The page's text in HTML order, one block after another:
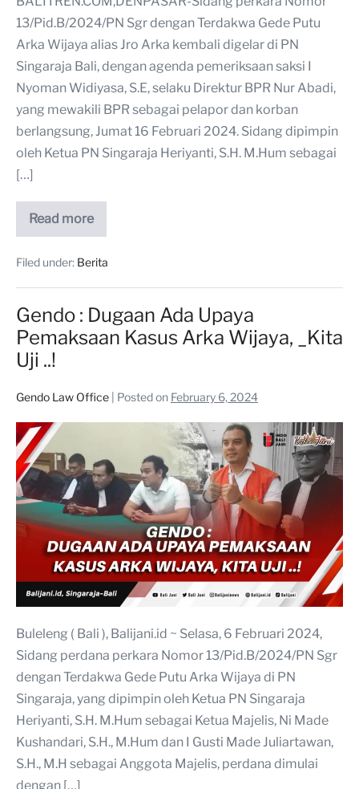
13/Pid.B/2024/PN Sgr dengan Terdakwa Gede Putu
Arka Wijaya alias Jro Arka kembali digelar di PN
Singaraja Bali, dengan agenda pemeriksaan saksi I
Nyoman Widiyasa, S.E, selaku Direktur BPR Nur Abadi,
yang mewakili BPR sebagai pelapor dan korban
berlangsung, Jumat 16 Februari 2024. Sidang dipimpin
oleh Ketua PN Singaraja Heriyanti, S.H. M.Hum sebagai
[…]
Read more
Filed under: Berita
Gendo : Dugaan Ada Upaya
Pemaksaan Kasus Arka Wijaya, _Kita
Uji ..!
Gendo Law Office Posted on February 6, 2024
Buleleng ( Bali ), Balijani.id ~ Selasa, 6 Februari 2024,
Sidang perdana perkara Nomor 13/Pid.B/2024/PN Sgr
dengan Terdakwa Gede Putu Arka Wijaya di PN
Singaraja, yang dipimpin oleh Ketua PN Singaraja
Heriyanti, S.H. M.Hum sebagai Ketua Majelis, Ni Made
Kushandari, S.H., M.Hum dan I Gusti Made Juliartawan,
S.H., M.H sebagai Anggota Majelis, perdana dimulai
dengan […]